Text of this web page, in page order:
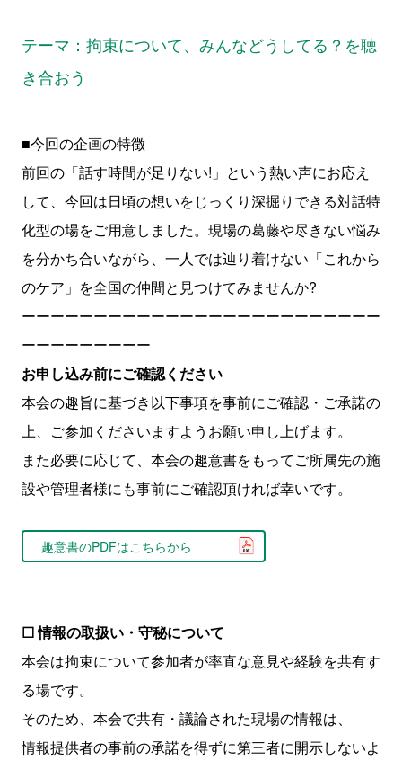
テーマ：拘束について、みんなどうしてる？を聴
き合おう
■今回の企画の特徴
前回の「話す時間が足りない!」という熱い声にお応え
して、今回は日頃の想いをじっくり深掘りできる対話特
化型の場をご用意しました。現場の葛藤や尽きない悩み
を分かち合いながら、一人では辿り着けない「これから
のケア」を全国の仲間と見つけてみませんか?
ーーーーーーーーーーーーーーーーーーーーーーーーー
ーーーーーーーーー
お申し込み前にご確認ください
本会の趣旨に基づき以下事項を事前にご確認・ご承諾の
上、ご参加くださいますようお願い申し上げます。
また必要に応じて、本会の趣意書をもってご所属先の施
設や管理者様にも事前にご確認頂ければ幸いです。
趣意書のPDFはこちらから
☐ 情報の取扱い・守秘について
本会は拘束について参加者が率直な意見や経験を共有す
る場です。
そのため、本会で共有・議論された現場の情報は、
情報提供者の事前の承諾を得ずに第三者に開示しないよ